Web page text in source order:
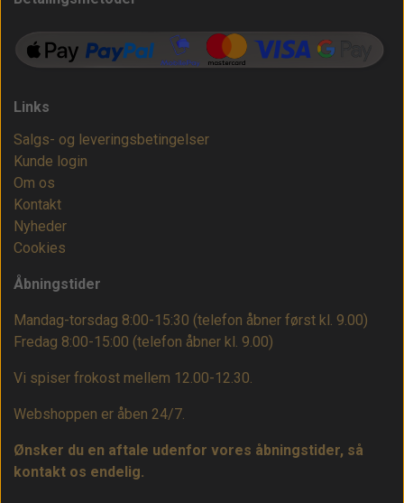
Links
Salgs- og leveringsbetingelser
Kunde login
Om os
Kontakt
Nyheder
Cookies
Åbningstider
Mandag-torsdag 8:00-15:30 (telefon åbner først kl. 9.00)
Fredag 8:00-15:00 (telefon åbner kl. 9.00)
Vi spiser frokost mellem 12.00-12.30.
Webshoppen er åben 24/7.
Ønsker du en aftale udenfor vores åbningstider, så
kontakt os endelig.